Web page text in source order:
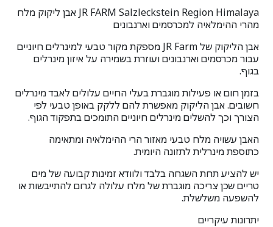
JR FARM Salzleckstein Region Himalaya אבן ליקוק מלח
מהרי ההימלאיה למכרסמים וארנבונים
אבן הליקוק שלJR Farm מספקת מקור טבעי למינרלים חיוניים
עבור מכרסמים וארנבונים ועוזרת בשמירה על איזון מינרלים
בגוף.
בזמן חום או פעילות מוגברת בעלי החיים עלולים לאבד מינרלים
חשובים. אבן הליקוק מאפשרת להם ללקק באופן טבעי לפי
הצורך וכך להשלים מינרלים חיוניים התומכים בתפקוד הגוף.
האבן עשויה מלח טבעי מאזור הרי ההימלאיה ומתאימה
כתוספת מינרלית לתזונה היומית.
יש להציע תחת השגחה בלבד ולוודא זמינות קבועה של מים
טריים שכן צריכה מוגברת של מלח עלולה לגרום להתייבשות או
להשפעה משלשלת.
יתרונות עיקריים